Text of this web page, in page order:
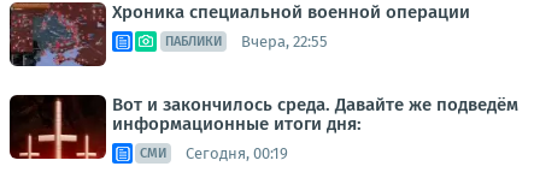
Хроника специальной военной операции
ПАБЛИКИ Вчера, 22:55
Вот и закончилось среда. Давайте же подведём
информационные итоги дня:
СМИ Сегодня, 00:19